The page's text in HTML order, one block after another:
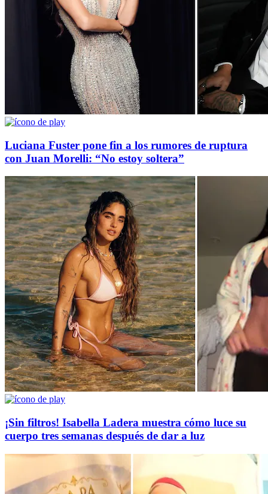
Luciana Fuster pone fin a los rumores de ruptura
con Juan Morelli: “No estoy soltera”
¡Sin filtros! Isabella Ladera muestra cómo luce su
cuerpo tres semanas después de dar a luz